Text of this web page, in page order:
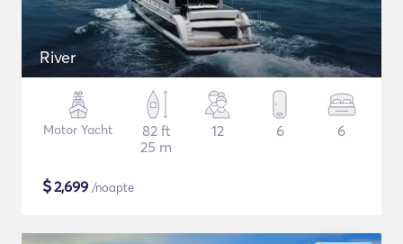
River
Motor Yacht
82 ft
25 m
12 6 6
$2,699 /noapte